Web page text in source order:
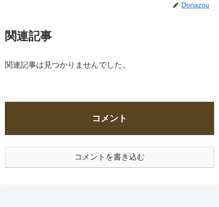
Donazou
関連記事
関連記事は見つかりませんでした。
コメント
コメントを書き込む